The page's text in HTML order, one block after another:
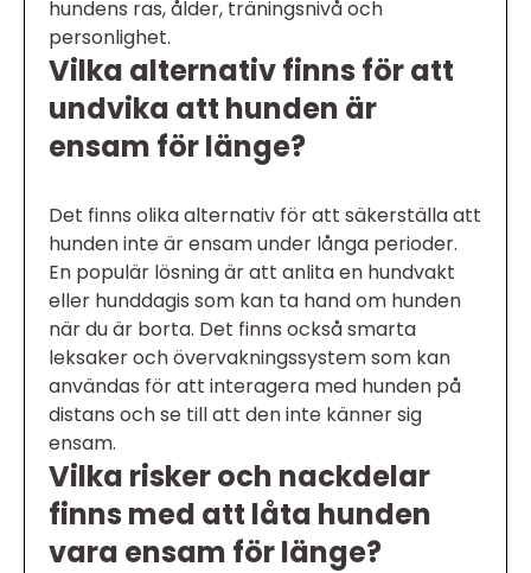
hundens ras, ålder, träningsnivå och
personlighet.
Vilka alternativ finns för att
undvika att hunden är
ensam för länge?
Det finns olika alternativ för att säkerställa att
hunden inte är ensam under långa perioder.
En populär lösning är att anlita en hundvakt
eller hunddagis som kan ta hand om hunden
när du är borta. Det finns också smarta
leksaker och övervakningssystem som kan
användas för att interagera med hunden på
distans och se till att den inte känner sig
ensam.
Vilka risker och nackdelar
finns med att låta hunden
vara ensam för länge?